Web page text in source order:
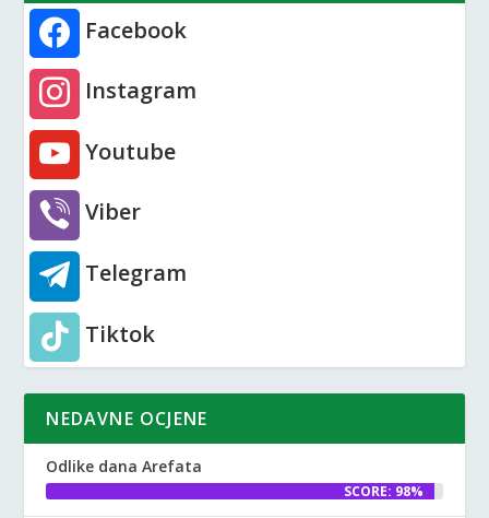
Facebook
Instagram
Youtube
Viber
Telegram
Tiktok
NEDAVNE OCJENE
Odlike dana Arefata
SCORE: 98%